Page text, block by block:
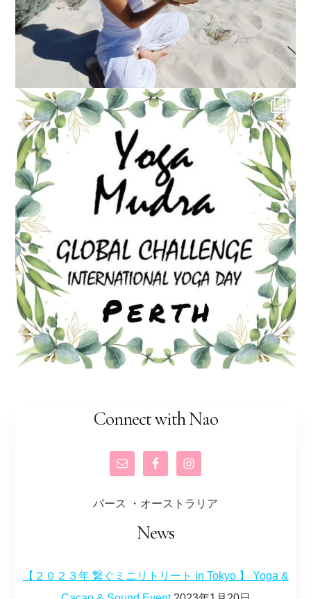
Connect with Nao
パース ・オーストラリア
News
【２０２３年 繋ぐミニリトリート in Tokyo 】 Yoga &